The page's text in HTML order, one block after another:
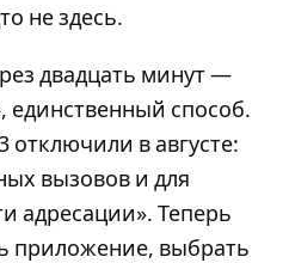
не здесь.
двадцать минут —
единственный способ.
отключили в августе:
вызовов и для
адресации». Теперь
приложение, выбрать